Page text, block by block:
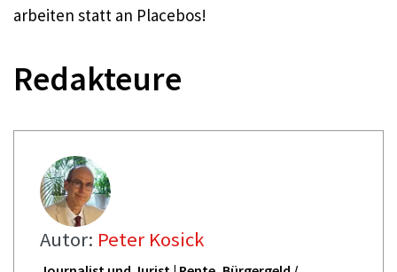
arbeiten statt an Placebos!
Redakteure
Autor: Peter Kosick